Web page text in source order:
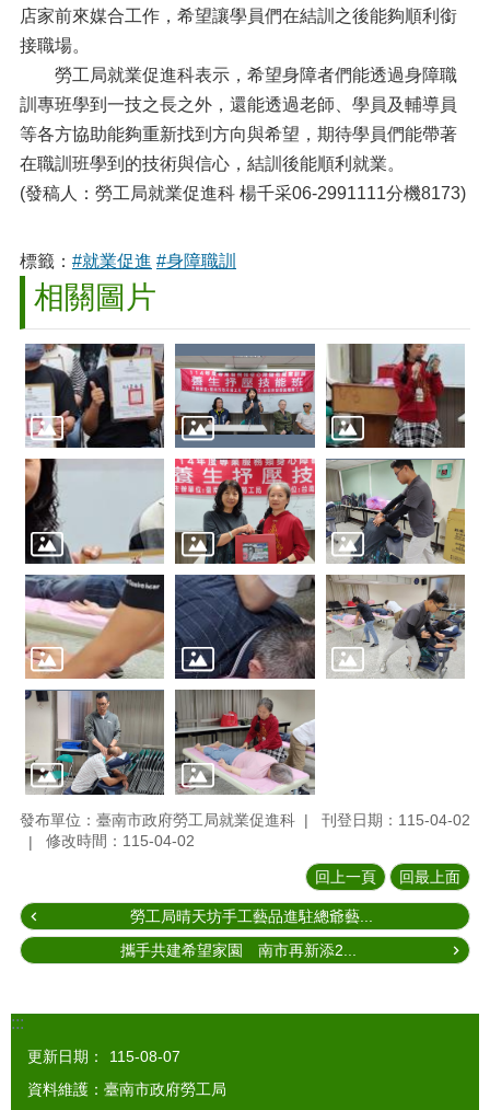
店家前來媒合工作，希望讓學員們在結訓之後能夠順利銜
接職場。
勞工局就業促進科表示，希望身障者們能透過身障職
訓專班學到一技之長之外，還能透過老師、學員及輔導員
等各方協助能夠重新找到方向與希望，期待學員們能帶著
在職訓班學到的技術與信心，結訓後能順利就業。
(發稿人：勞工局就業促進科 楊千采06-2991111分機8173)
標籤： #就業促進 #身障職訓
相關圖片
發布單位：臺南市政府勞工局就業促進科
刊登日期：115-04-02
修改時間：115-04-02
回上一頁 回最上面
勞工局晴天坊手工藝品進駐總爺藝...
攜手共建希望家園 南市再新添2...
:::
更新日期：
115-08-07
資料維護：臺南市政府勞工局